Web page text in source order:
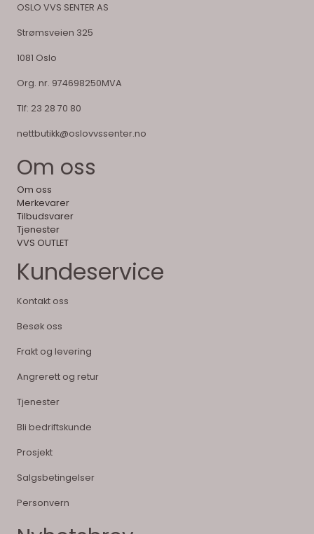
OSLO VVS SENTER AS
Strømsveien 325
1081 Oslo
Org. nr. 974698250MVA
Tlf: 23 28 70 80
nettbutikk@oslovvssenter.no
Om oss
Om oss
Merkevarer
Tilbudsvarer
Tjenester
VVS OUTLET
Kundeservice
Kontakt oss
Besøk oss
Frakt og levering
Angrerett og retur
Tjenester
Bli bedriftskunde
Prosjekt
Salgsbetingelser
Personvern